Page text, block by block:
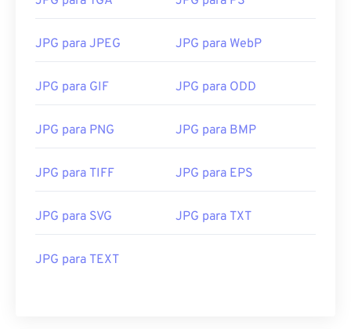
JPG para JPEG JPG para WebP
JPG para GIF JPG para ODD
JPG para PNG JPG para BMP
JPG para TIFF JPG para EPS
JPG para SVG JPG para TXT
JPG para TEXT